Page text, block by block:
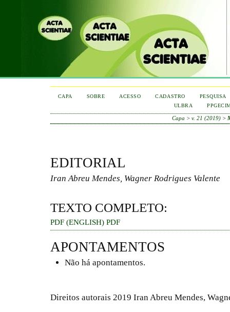
CAPA SOBRE ACESSO CADASTRO
PESQUISA
ULBRA
Capa > v. 21 (2019)>
EDITORIAL
Iran Abreu Mendes, Wagner Rodrigues Valente
TEXTO COMPLETO:
PDF (ENGLISH) PDF
APONTAMENTOS
Não há apontamentos.
Direitos autorais 2019 Iran Abreu Mendes,